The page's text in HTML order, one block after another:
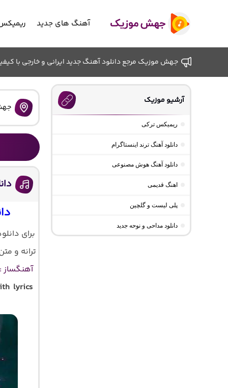
آهنگ های جدید
جهش موزیک مرجع دانلود آهنگ جدید ایرانی و خارجی با
برای
ترانه و متن
آهنگساز
lyrics
آرشیو موزیک
ریمیکس ترکی
دانلود آهنگ ترند اینستاگرام
دانلود آهنگ هوش مصنوعی
اهنگ قدیمی
پلی لیست و گلچین
دانلود مداحی و نوحه جدید